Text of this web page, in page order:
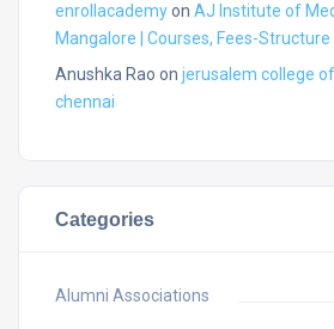
enrollacademyon AJ Institute of
Mangalore | Courses, Fees-
Anushka Rao on jerusalem college
chennai
Categories
Alumni Associations